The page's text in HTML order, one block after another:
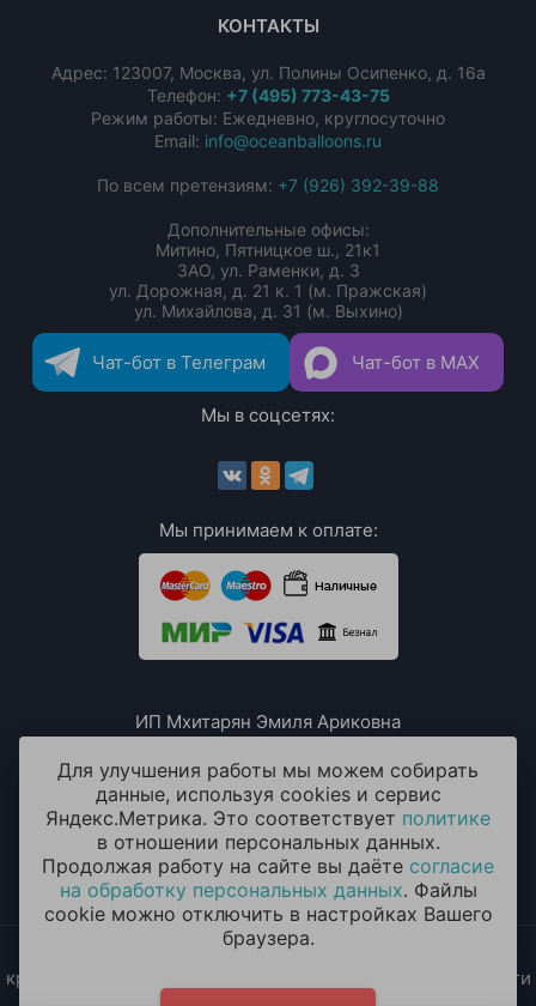
КОНТАКТЫ
Адрес: 123007, Москва, ул. Полины Осипенко, д. 16а
Телефон: +7 (495) 773-43-75
Режим работы: Ежедневно, круглосуточно
Email: info@oceanballoons.ru
По всем претензиям: +7 (926) 392-39-88
Дополнительные офисы:
Митино, Пятницкое ш., 21к1
ЗАО, ул. Раменки, д. 3
ул. Дорожная, д. 21 к. 1 (м. Пражская)
ул. Михайлова, д. 31 (м. Выхино)
Чат-бот в Телеграм Чат-бот в MAX
Мы в соцсетях:
Мы принимаем к оплате:
ИП Мхитарян Эмиля Ариковна
ИНН: 771385063807
ОГРН / ОГРНИП: 319508100076230
2014 - 2026 © «ОКЕАН ШАРОВ» Воздушные шары с
круглосуточной доставкой в Москве и Московской области
Политика конфиденциальности согласие на обработку
Для улучшения работы мы можем собирать
данные, используя cookies и сервис
Яндекс.Метрика. Это соответствует политике
в отношении персональных данных.
Продолжая работу на сайте вы даёте согласие
на обработку персональных данных. Файлы
cookie можно отключить в настройках Вашего
браузера.